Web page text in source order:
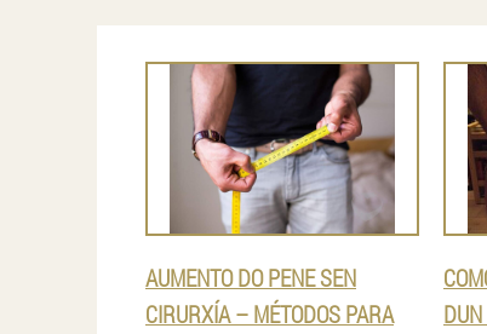
AUMENTO DO PENE SEN
CIRURXÍA – MÉTODOS PARA